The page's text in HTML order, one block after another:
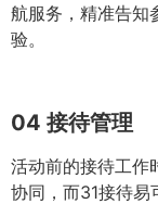
航服务，精准告知
验。
04 接待管理
活动前的接待工作
协同，而31接待易